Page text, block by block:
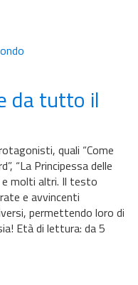
da tutto il
quali “Come
“La Principessa delle
e molti altri. Il testo
e avvincenti
permettendo loro di
Età di lettura: da 5